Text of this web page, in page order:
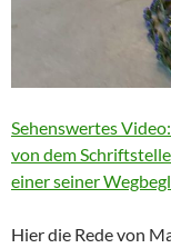
Sehenswertes
von dem
einer seiner
Hier die Rede von